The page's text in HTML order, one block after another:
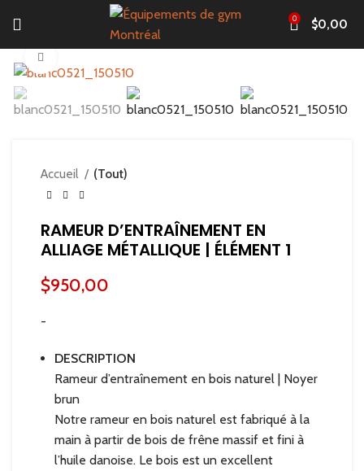
0 $0,00
Accueil (Tout)
RAMEUR D’ENTRAÎNEMENT EN
ALLIAGE MÉTALLIQUE | ÉLÉMENT 1
$950,00
-
DESCRIPTION
Rameur d’entraînement en bois naturel | Noyer
brun
Notre rameur en bois naturel est fabriqué à la
main à partir de bois de frêne massif et fini à
l’huile danoise. Le bois est un excellent